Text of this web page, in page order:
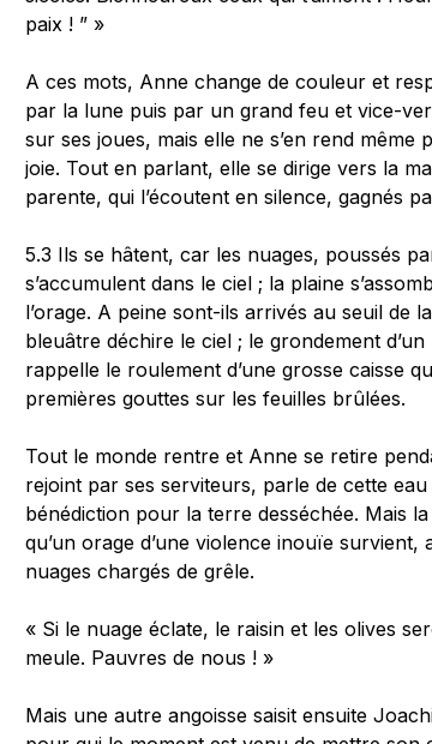
paix ! ” »
A ces mots, Anne change de couleur et
par la lune puis par un grand feu et vice-
sur ses joues, mais elle ne s’en rend
joie. Tout en parlant, elle se dirige vers la
parente, qui l’écoutent en silence, gagnés
5.3 Ils se hâtent, car les nuages, poussés
s’accumulent dans le ciel ; la plaine
l’orage. A peine sont-ils arrivés au seuil de
bleuâtre déchire le ciel ; le grondement
rappelle le roulement d’une grosse caisse
premières gouttes sur les feuilles brûlées.
Tout le monde rentre et Anne se retire
rejoint par ses serviteurs, parle de cette
bénédiction pour la terre desséchée. Mais
qu’un orage d’une violence inouïe survient,
nuages chargés de grêle.
« Si le nuage éclate, le raisin et les olives
meule. Pauvres de nous ! »
Mais une autre angoisse saisit ensuite